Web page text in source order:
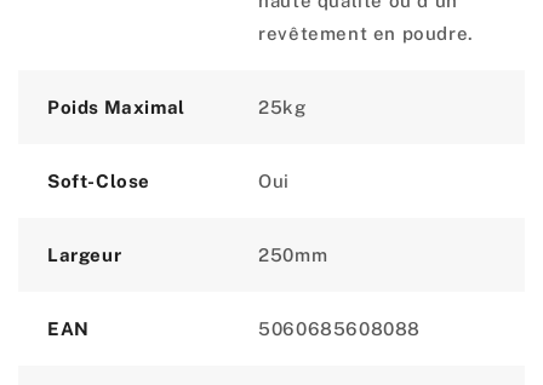
revêtement en poudre.
Poids Maximal 25kg
Soft-Close Oui
Largeur 250mm
EAN 5060685608088